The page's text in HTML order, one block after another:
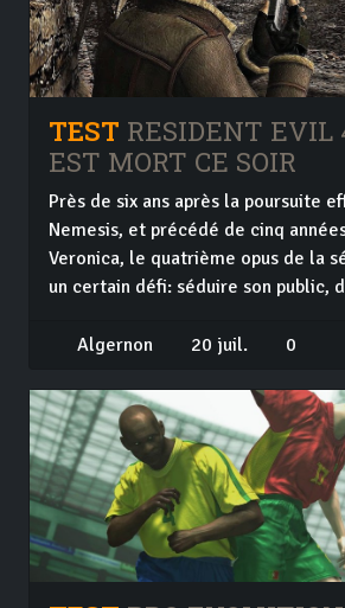
TEST RESIDENT EVIL
EST MORT CE SOIR
Près de six ans après la poursuite
Nemesis, et précédé de cinq
Veronica, le quatrième opus de la
un certain défi: séduire son public,
Algernon 20 juil. 0